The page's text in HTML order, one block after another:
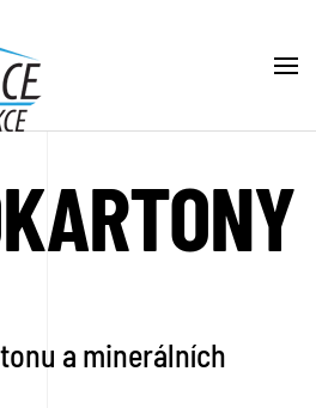
a minerálních